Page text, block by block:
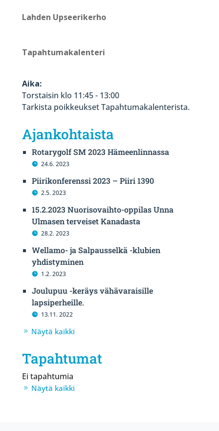
Lahden Upseerikerho
Tapahtumakalenteri
Aika:
Torstaisin klo 11:45 - 13:00
Tarkista poikkeukset Tapahtumakalenterista.
Ajankohtaista
Rotarygolf SM 2023 Hämeenlinnassa
24.6. 2023
Piirikonferenssi 2023 – Piiri 1390
2.5. 2023
15.2.2023 Nuorisovaihto-oppilas Unna
Ulmasen terveiset Kanadasta
28.2. 2023
Wellamo- ja Salpausselkä -klubien
yhdistyminen
1.2. 2023
Joulupuu -keräys vähävaraisille
lapsiperheille.
13.11. 2022
Näytä kaikki
Tapahtumat
Ei tapahtumia
Näytä kaikki